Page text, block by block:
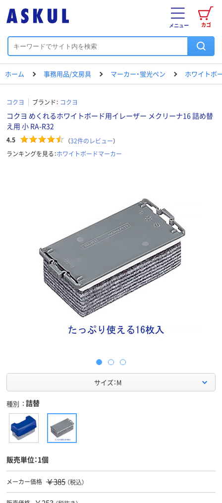
カゴ
メニュー
ホーム 事務用品/文房具 マーカー・蛍光ペン ホワイトボ
コクヨ ブランド： コクヨ
コクヨ めくれるホワイトボード用イレーザー メクリーナ16 詰め替
え用 小 RA-R32
4.5 （32件のレビュー）
ランキングを見る：ホワイトボードマーカー
サイズ：M
種別 詰替
販売単位：1個
メーカー価格 ￥385 （税込）